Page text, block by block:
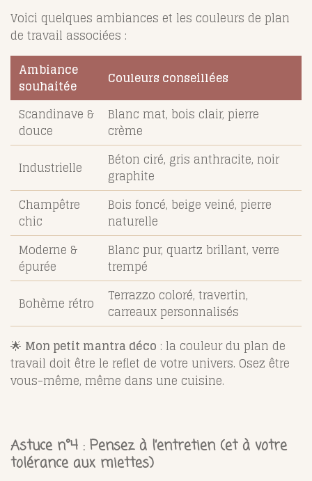
Voici quelques ambiances et les couleurs de plan
de travail associées :
Ambiance
souhaitée
Couleurs conseillées
Scandinave &
douce
Blanc mat, bois clair, pierre
crème
Industrielle
Béton ciré, gris anthracite, noir
graphite
Champêtre
chic
Bois foncé, beige veiné, pierre
naturelle
Moderne &
épurée
Blanc pur, quartz brillant, verre
trempé
Bohème rétro
Terrazzo coloré, travertin,
carreaux personnalisés
🌟 Mon petit mantra déco : la couleur du plan de
travail doit être le reflet de votre univers. Osez être
vous-même, même dans une cuisine.
Astuce n°4 : Pensez à l’entretien (et à votre
tolérance aux miettes)